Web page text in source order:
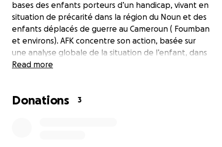
bases des enfants porteurs d’un handicap, vivant en
situation de précarité dans la région du Noun et des
enfants déplacés de guerre au Cameroun ( Foumban
et environs). AFK concentre son action, basée sur
une analyse globale de la situation de l’enfant, dans
les domaines suivants:
orthopédiques pour l’aide à la mobilité.
Read more
Donations 3